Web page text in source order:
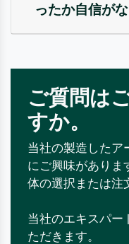
ったか自信が
ご質問は
すか。
当社の製造したア
にご興味がありま
体の選択または注
当社のエキスパー
ただきます。